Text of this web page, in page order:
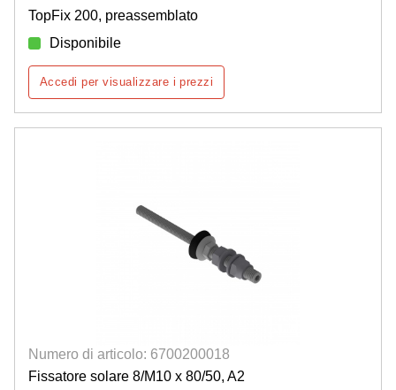
TopFix 200, preassemblato
Disponibile
Accedi per visualizzare i prezzi
Numero di articolo: 6700200018
Fissatore solare 8/M10 x 80/50, A2